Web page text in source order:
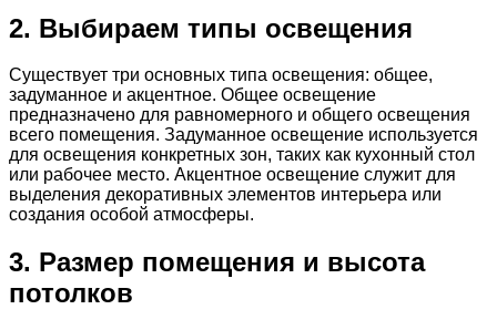
2. Выбираем типы освещения
Существует три основных типа освещения: общее,
задуманное и акцентное. Общее освещение
предназначено для равномерного и общего освещения
всего помещения. Задуманное освещение используется
для освещения конкретных зон, таких как кухонный стол
или рабочее место. Акцентное освещение служит для
выделения декоративных элементов интерьера или
создания особой атмосферы.
3. Размер помещения и высота
потолков